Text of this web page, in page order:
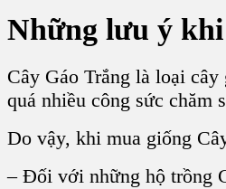
Những lưu ý
Cây Gáo Trắng là loại
quá nhiều công sức chăm
Do vậy, khi mua giống
– Đối với những hộ trồng